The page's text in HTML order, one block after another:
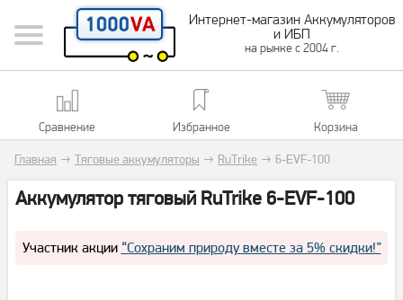
Интернет-магазин Аккумуляторов
и ИБП
на рынке с 2004 г.
Сравнение Избранное Корзина
Главная → Тяговые аккумуляторы → RuTrike → 6-EVF-100
Аккумулятор тяговый RuTrike 6-EVF-100
Участник акции “Сохраним природу вместе за 5% скидки!”